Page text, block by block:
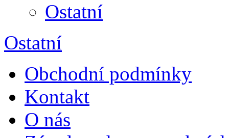
Ostatní
Ostatní
Obchodní podmínky
Kontakt
O nás